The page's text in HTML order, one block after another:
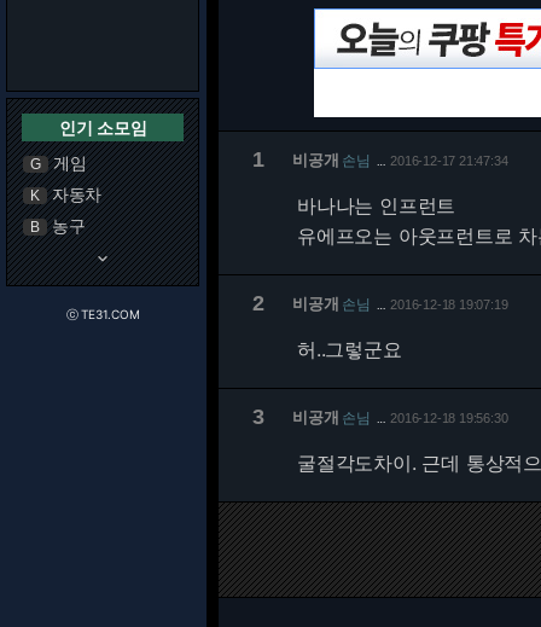
인기 소모임
G 게임
K 자동차
B 농구
keyboard_arrow_down
ⓒ TE31.COM
1 비공개 손님 2016-12-17 21:47:34
바나나는 인프런트
유에프오는 아웃프런트로
2 비공개 손님 2016-12-18 19:07:19
허..그렇군요
3 비공개 손님 2016-12-18 19:56:30
굴절각도차이. 근데 통상적